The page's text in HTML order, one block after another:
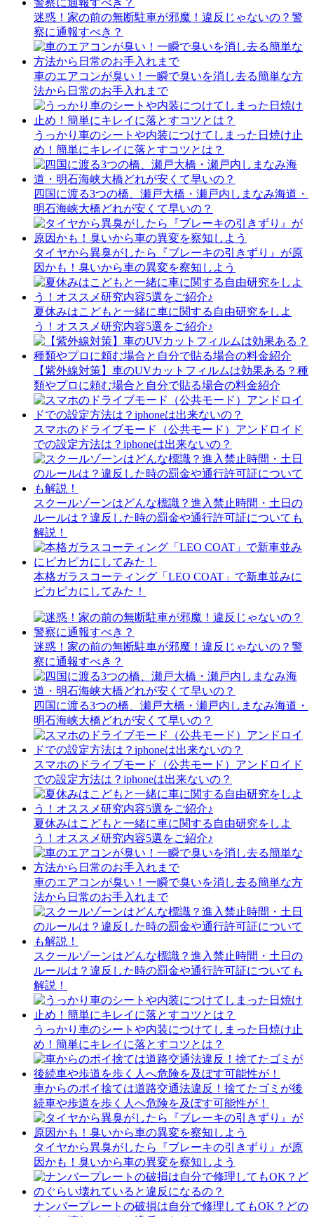
迷惑！家の前の無断駐車が邪魔！違反じゃないの？警
察に通報すべき？
車のエアコンが臭い！一瞬で臭いを消し去る簡単な方
法から日常のお手入れまで
うっかり車のシートや内装につけてしまった日焼け止
め！簡単にキレイに落とすコツとは？
四国に渡る3つの橋、瀬戸大橋・瀬戸内しまなみ海道・
明石海峡大橋どれが安くて早いの？
タイヤから異臭がしたら『ブレーキの引きずり』が原
因かも！臭いから車の異変を察知しよう
夏休みはこどもと一緒に車に関する自由研究をしよ
う！オススメ研究内容5選をご紹介♪
【紫外線対策】車のUVカットフィルムは効果ある？種
類やプロに頼む場合と自分で貼る場合の料金紹介
スマホのドライブモード（公共モード）アンドロイド
での設定方法は？iphoneは出来ないの？
スクールゾーンはどんな標識？進入禁止時間・土日の
ルールは？違反した時の罰金や通行許可証についても
解説！
本格ガラスコーティング「LEO COAT」で新車並みに
ピカピカにしてみた！
迷惑！家の前の無断駐車が邪魔！違反じゃないの？警
察に通報すべき？
四国に渡る3つの橋、瀬戸大橋・瀬戸内しまなみ海道・
明石海峡大橋どれが安くて早いの？
スマホのドライブモード（公共モード）アンドロイド
での設定方法は？iphoneは出来ないの？
夏休みはこどもと一緒に車に関する自由研究をしよ
う！オススメ研究内容5選をご紹介♪
車のエアコンが臭い！一瞬で臭いを消し去る簡単な方
法から日常のお手入れまで
スクールゾーンはどんな標識？進入禁止時間・土日の
ルールは？違反した時の罰金や通行許可証についても
解説！
うっかり車のシートや内装につけてしまった日焼け止
め！簡単にキレイに落とすコツとは？
車からのポイ捨ては道路交通法違反！捨てたゴミが後
続車や歩道を歩く人へ危険を及ぼす可能性が！
タイヤから異臭がしたら『ブレーキの引きずり』が原
因かも！臭いから車の異変を察知しよう
ナンバープレートの破損は自分で修理してもOK？どの